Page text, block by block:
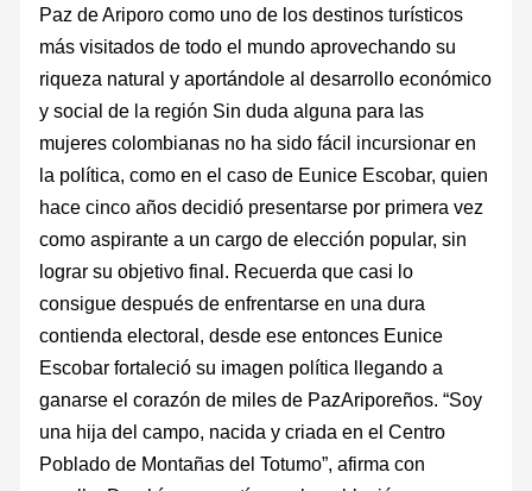
Paz de Ariporo como uno de los destinos turísticos
más visitados de todo el mundo aprovechando su
riqueza natural y aportándole al desarrollo económico
y social de la región Sin duda alguna para las
mujeres colombianas no ha sido fácil incursionar en
la política, como en el caso de Eunice Escobar, quien
hace cinco años decidió presentarse por primera vez
como aspirante a un cargo de elección popular, sin
lograr su objetivo final. Recuerda que casi lo
consigue después de enfrentarse en una dura
contienda electoral, desde ese entonces Eunice
Escobar fortaleció su imagen política llegando a
ganarse el corazón de miles de PazAriporeños. “Soy
una hija del campo, nacida y criada en el Centro
Poblado de Montañas del Totumo”, afirma con